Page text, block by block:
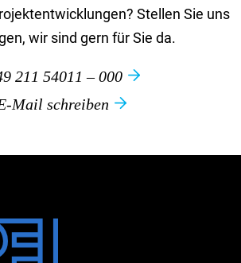
Stellen Sie uns
wir sind gern für Sie da.
211 54011 – 000
Mail schreiben